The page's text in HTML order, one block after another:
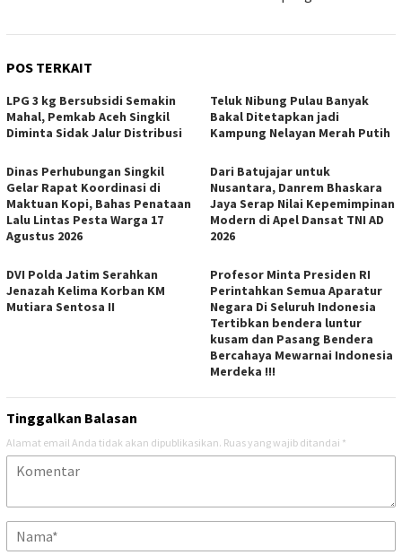
POS TERKAIT
LPG 3 kg Bersubsidi Semakin
Mahal, Pemkab Aceh Singkil
Diminta Sidak Jalur Distribusi
Teluk Nibung Pulau Banyak
Bakal Ditetapkan jadi
Kampung Nelayan Merah Putih
Dinas Perhubungan Singkil
Gelar Rapat Koordinasi di
Maktuan Kopi, Bahas Penataan
Lalu Lintas Pesta Warga 17
Agustus 2026
Dari Batujajar untuk
Nusantara, Danrem Bhaskara
Jaya Serap Nilai Kepemimpinan
Modern di Apel Dansat TNI AD
2026
DVI Polda Jatim Serahkan
Jenazah Kelima Korban KM
Mutiara Sentosa II
Profesor Minta Presiden RI
Perintahkan Semua Aparatur
Negara Di Seluruh Indonesia
Tertibkan bendera luntur
kusam dan Pasang Bendera
Bercahaya Mewarnai Indonesia
Merdeka !!!
Tinggalkan Balasan
Alamat email Anda tidak akan dipublikasikan. Ruas yang wajib ditandai *